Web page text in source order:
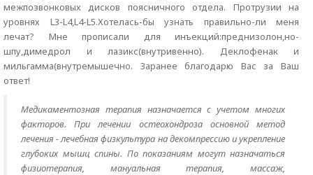
межпозвонковых дисков поясничного отдела. Протрузии на
уровнях L3-L4,L4-L5.Хотелась-бы узнать правильно-ли меня
лечат? Мне прописали для инъекций:преднизолон,но-
шпу,димедрол и лазикс(внутривенно). Деклофенак и
мильгамма(внутремышечно. Заранее благодарю Вас за Ваш
ответ!
Медикаментозная терапия назначается с учетом многих
факторов. При лечении остеохондроза основной метод
лечения - лечебная физкультура на декомпрессию и укрепление
глубоких мышц спины. По показаниям могут назначаться
физиотерапия, мануальная терапия, массаж,